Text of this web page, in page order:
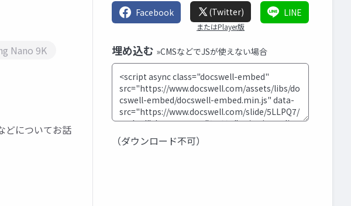
Nano 9K
どについてお話
Facebook (Twitter)
またはPlayer版
LINE
埋め込む »CMSなどでJSが使えない場合
（ダウンロード不可）